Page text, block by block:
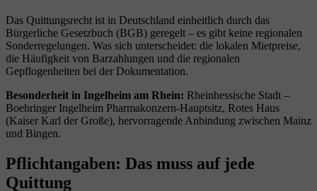
Das Quittungsrecht ist in Deutschland einheitlich durch das
Bürgerliche Gesetzbuch (BGB) geregelt – es gibt keine regionalen
Sonderregelungen. Was sich unterscheidet: die lokalen Mietpreise,
die Häufigkeit von Barzahlungen und die regionalen
Gepflogenheiten bei der Dokumentation.
Besonderheit in Ingelheim am Rhein: Rheinhessische Stadt –
Boehringer Ingelheim Pharmakonzern-Hauptsitz, Rotes Haus
(Kaiser Karl der Große), hervorragende Anbindung zwischen Mainz
und Bingen.
Pflichtangaben: Das muss auf jede
Quittung